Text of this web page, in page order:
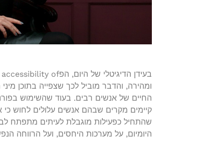
ומהירה, והדבר מוביל לכך שצפייה בתוכן
החיים של אנשים רבים. בעוד שהשימוש
קיימים מקרים שבהם אנשים עלולים לחוש
שהתחיל כפעילות מוגבלת לעיתים מתפתח
היומיום, על מערכות היחסים, ועל הרווחה